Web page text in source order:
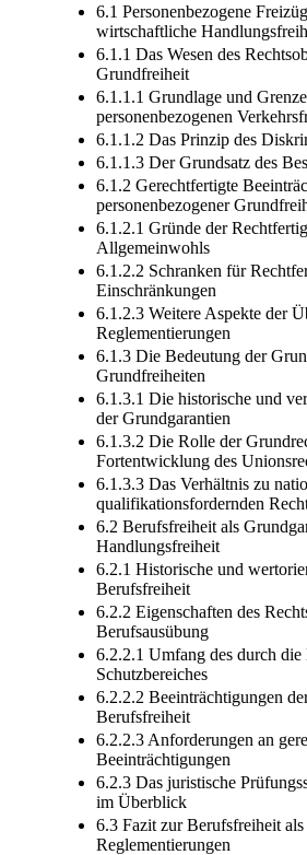
6.1 Personenbezogene
wirtschaftliche
6.1.1 Das Wesen des
Grundfreiheit
6.1.1.1 Grundlage und
personenbezogenen
6.1.1.2 Das Prinzip des
6.1.1.3 Der Grundsatz des
6.1.2 Gerechtfertigte
personenbezogener
6.1.2.1 Gründe der
Allgemeinwohls
6.1.2.2 Schranken für
Einschränkungen
6.1.2.3 Weitere Aspekte der
Reglementierungen
6.1.3 Die Bedeutung der
Grundfreiheiten
6.1.3.1 Die historische und
der Grundgarantien
6.1.3.2 Die Rolle der
Fortentwicklung des
6.1.3.3 Das Verhältnis zu
qualifikationsfordernden
6.2 Berufsfreiheit als
Handlungsfreiheit
6.2.1 Historische und
Berufsfreiheit
6.2.2 Eigenschaften des
Berufsausübung
6.2.2.1 Umfang des durch
Schutzbereiches
6.2.2.2 Beeinträchtigungen
Berufsfreiheit
6.2.2.3 Anforderungen an
Beeinträchtigungen
6.2.3 Das juristische
im Überblick
6.3 Fazit zur Berufsfreiheit
Reglementierungen